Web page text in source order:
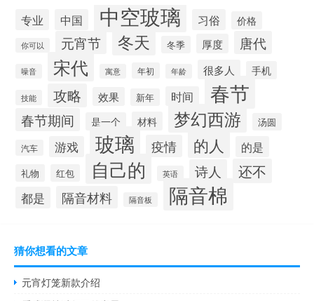
专业 中国 中空玻璃 习俗 价格
你可以 元宵节 冬天 冬季 厚度 唐代
噪音 宋代 寓意 年初 年龄 很多人 手机
技能 攻略 效果 新年 时间 春节
春节期间 是一个 材料 梦幻西游 汤圆
汽车 游戏 玻璃 疫情 的人 的是
礼物 红包 自己的 英语 诗人 还不
都是 隔音材料 隔音板 隔音棉
猜你想看的文章
元宵灯笼新款介绍